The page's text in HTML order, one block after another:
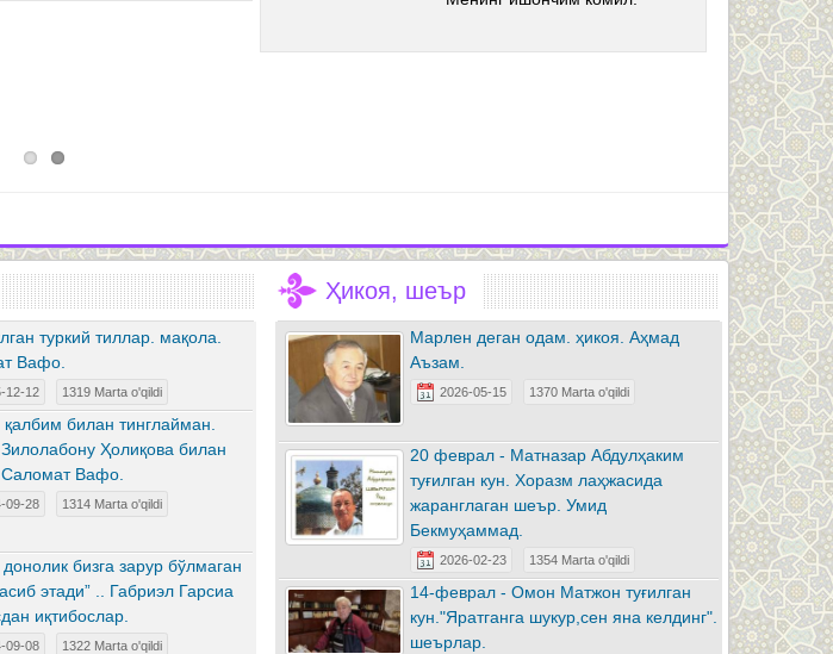
туркий тиллар. мақола.
Вафо.
12-12 1319 Marta o'qildi
билан тинглайман.
Ҳолиқова билан
Саломат Вафо.
09-28 1314 Marta o'qildi
донолик бизга зарур бўлмаган
этади” .. Габриэл Гарсиа
иқтибослар.
09-08 1322 Marta o'qildi
Ҳикоя, шеър
Марлен деган одам. ҳикоя. Аҳмад
Аъзам.
2026-05-15 1370 Marta o'qildi
20 феврал - Матназар Абдулҳаким
туғилган кун. Хоразм лаҳжасида
жаранглаган шеър. Умид
Бекмуҳаммад.
2026-02-23 1354 Marta o'qildi
14-феврал - Омон Матжон туғилган
кун."Яратганга шукур,сен яна келдинг".
шеърлар.